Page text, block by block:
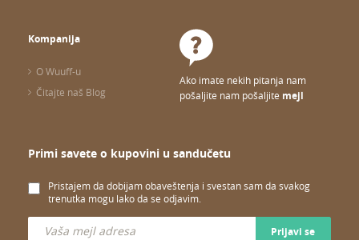
Kompanija
O Wuuff-u
Čitajte naš Blog
Ako imate nekih pitanja nam
pošaljite nam pošaljite mejl
Primi savete o kupovini u sandučetu
Pristajem da dobijam obaveštenja i svestan sam da svakog
trenutka mogu lako da se odjavim.
Prijavi se